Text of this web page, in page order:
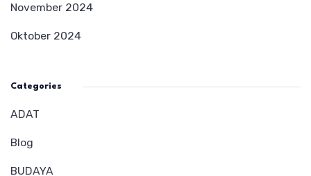
November 2024
Oktober 2024
Categories
ADAT
Blog
BUDAYA